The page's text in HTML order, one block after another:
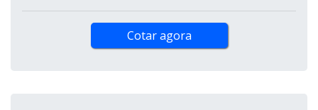
Cotar agora